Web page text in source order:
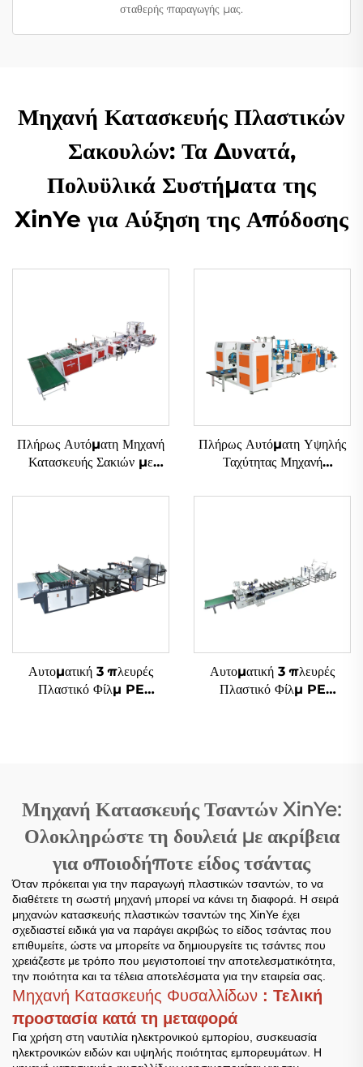
σταθερής παραγωγής μας.
Μηχανή Κατασκευής Πλαστικών
Σακουλών: Τα Δυνατά,
Πολυϋλικά Συστήματα της
XinYe για Αύξηση της Απόδοσης
Πλήρως Αυτόματη Μηχανή
Κατασκευής Σακιών με
Πλήρως Αυτόματη Υψηλής
Ταχύτητας Μηχανή
Ανάμεσα Καταδύτη
Αυτοματική 3 πλευρές
Πλαστικό Φίλμ PE
Αυτοματική 3 πλευρές
Πλαστικό Φίλμ PE
Μηχανή Κατασκευής Τσαντών XinYe:
Ολοκληρώστε τη δουλειά με ακρίβεια
για οποιοδήποτε είδος τσάντας
Όταν πρόκειται για την παραγωγή πλαστικών τσαντών, το να
διαθέτετε τη σωστή μηχανή μπορεί να κάνει τη διαφορά. Η σειρά
μηχανών κατασκευής πλαστικών τσαντών της XinYe έχει
σχεδιαστεί ειδικά για να παράγει ακριβώς το είδος τσάντας που
επιθυμείτε, ώστε να μπορείτε να δημιουργείτε τις τσάντες που
χρειάζεστε με τρόπο που μεγιστοποιεί την αποτελεσματικότητα,
την ποιότητα και τα τέλεια αποτελέσματα για την εταιρεία σας.
Μηχανή Κατασκευής Φυσαλλίδων : Τελική
προστασία κατά τη μεταφορά
Για χρήση στη ναυτιλία ηλεκτρονικού εμπορίου, συσκευασία
ηλεκτρονικών ειδών και υψηλής ποιότητας εμπορευμάτων. Η